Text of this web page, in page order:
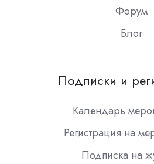
Форум
Блог
Подписки и
Календарь
Регистрация на
Подписка на